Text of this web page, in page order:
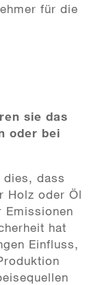
für die
sie das
oder bei
dies, dass
Holz oder Öl
Emissionen
hat
Einfluss,